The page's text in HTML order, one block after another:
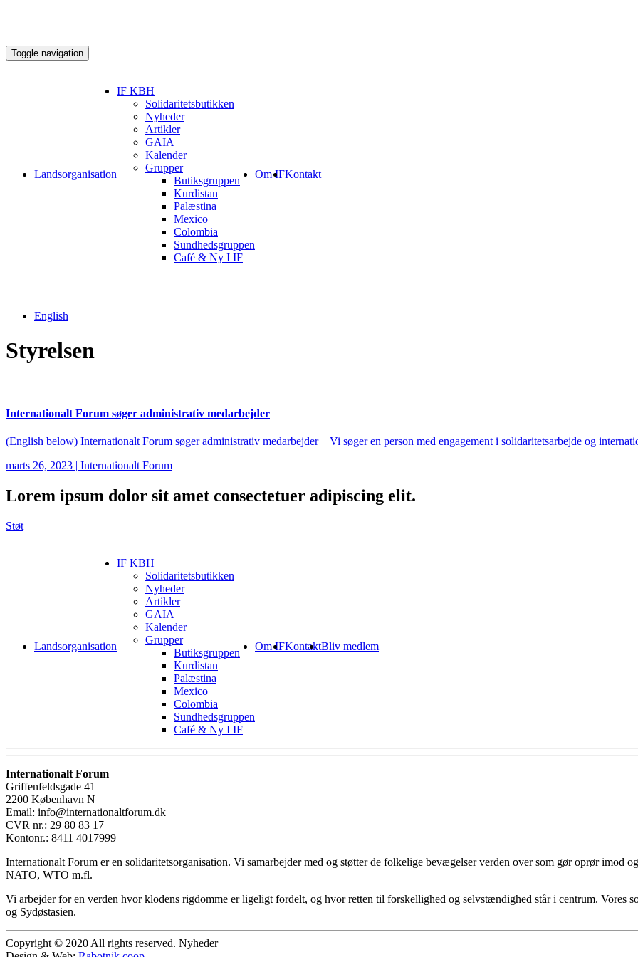
Toggle navigation
Landsorganisation
IF KBH
Solidaritetsbutikken
Nyheder
Artikler
GAIA
Kalender
Grupper
Butiksgruppen
Kurdistan
Palæstina
Mexico
Colombia
Sundhedsgruppen
Café & Ny I IF
Om IFKontakt
English
Styrelsen
Internationalt Forum søger administrativ medarbejder
(English below) Internationalt Forum søger administrativ medarbejder Vi søger en person med engagement i solidaritetsarbejde og
marts 26, 2023 | Internationalt Forum
Lorem ipsum dolor sit amet consectetuer adipiscing elit.
Støt
Landsorganisation
IF KBH
Solidaritetsbutikken
Nyheder
Artikler
GAIA
Kalender
Grupper
Butiksgruppen
Kurdistan
Palæstina
Mexico
Colombia
Sundhedsgruppen
Café & Ny I IF
Om IFKontaktBliv medlem
Internationalt Forum
Griffenfeldsgade 41
2200 København N
Email: info@internationaltforum.dk
CVR nr.: 29 80 83 17
Kontonr.: 8411 4017999
Internationalt Forum er en solidaritetsorganisation. Vi samarbejder med og støtter de folkelige bevægelser verden over som gør oprør imod
NATO, WTO m.fl.
Vi arbejder for en verden hvor klodens rigdomme er ligeligt fordelt, og hvor retten til forskellighed og selvstændighed står i centrum. Vores
og Sydøstasien.
Copyright © 2020 All rights reserved. Nyheder